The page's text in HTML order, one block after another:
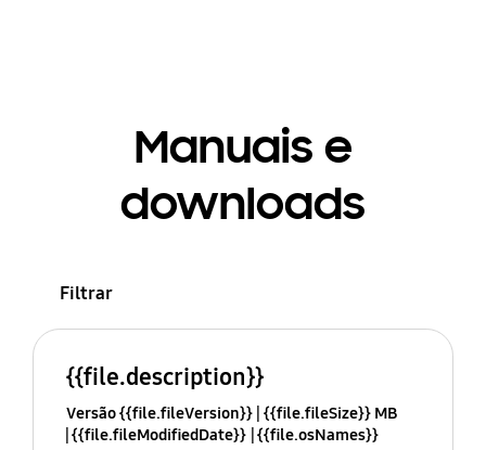
Manuais e
downloads
Filtrar
{{file.description}}
Versão {{file.fileVersion}} {{file.fileSize}} MB
{{file.fileModifiedDate}} {{file.osNames}}